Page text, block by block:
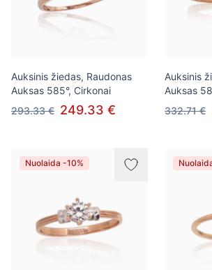
Auksinis žiedas, Raudonas
Auksas 585°, Cirkonai
293.33 € 249.33 €
Auksinis
Auksas
332.71 €
Nuolaida -10%